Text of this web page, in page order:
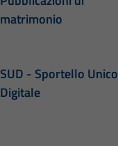
matrimonio
SUD - Sportello Unico
Digitale